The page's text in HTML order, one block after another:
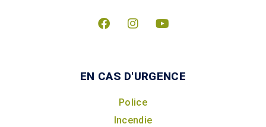
EN CAS D'URGENCE
Police
Incendie